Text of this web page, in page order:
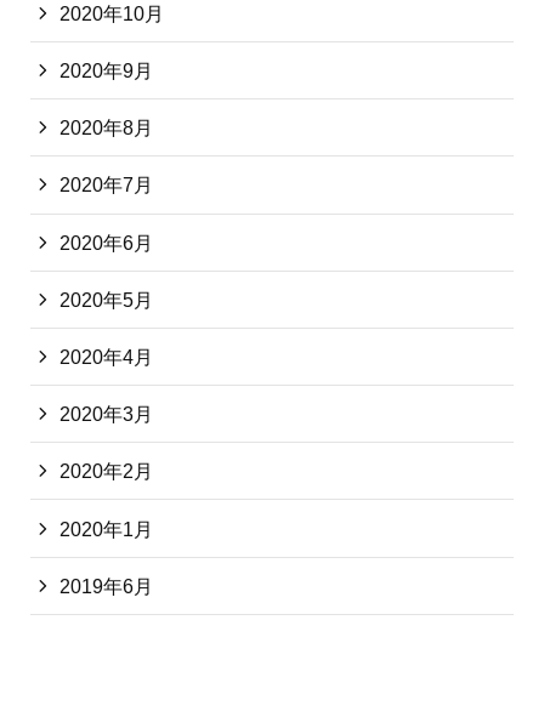
2020年10月
2020年9月
2020年8月
2020年7月
2020年6月
2020年5月
2020年4月
2020年3月
2020年2月
2020年1月
2019年6月